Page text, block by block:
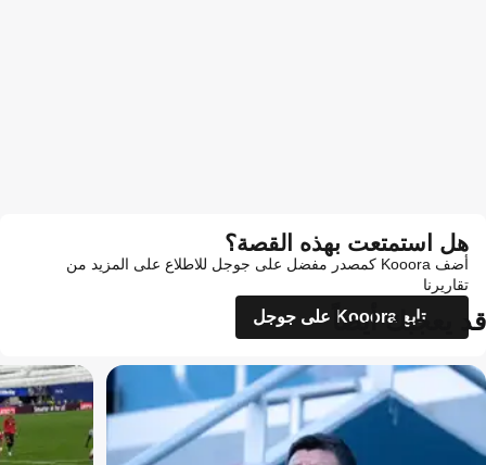
هل استمتعت بهذه القصة؟
أضف Kooora كمصدر مفضل على جوجل للاطلاع على المزيد من
تقاريرنا
تابع Kooora على جوجل
قد يعجبك أيضاً